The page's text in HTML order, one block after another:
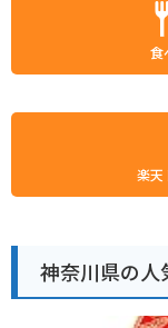
食
楽天
神奈川県の人